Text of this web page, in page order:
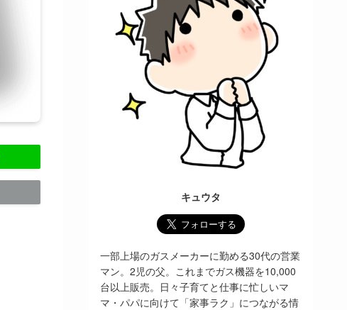
キュウタ
一部上場のガスメーカーに勤める30代の営業
マン。2児の父。これまでガス機器を10,000
台以上販売。日々子育てと仕事に忙しいマ
マ・パパに向けて「家事ラク」につながる情